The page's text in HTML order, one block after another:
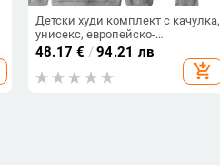
Детски худи комплект с качулка,
унисекс, европейско-
американски стил, пуловер,
полиестер 96%+, есен
48.17 € /94.21 лв
add_shopping_cart